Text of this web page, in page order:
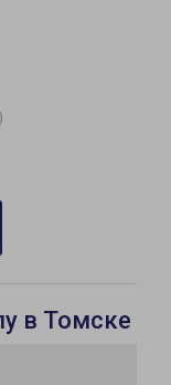
в Томске